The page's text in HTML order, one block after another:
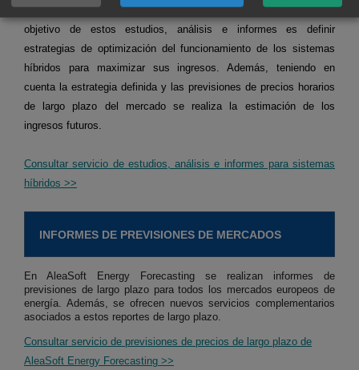
eólica, y de las tres, solar fotovoltaica, eólica y baterías. El
objetivo de estos estudios, análisis e informes es definir
estrategias de optimización del funcionamiento de los sistemas
híbridos para maximizar sus ingresos. Además, teniendo en
cuenta la estrategia definida y las previsiones de precios horarios
de largo plazo del mercado se realiza la estimación de los
ingresos futuros.
Consultar servicio de estudios, análisis e informes para sistemas
híbridos >>
INFORMES DE PREVISIONES DE MERCADOS
En AleaSoft Energy Forecasting se realizan informes de
previsiones de largo plazo para todos los mercados europeos de
energía. Además, se ofrecen nuevos servicios complementarios
asociados a estos reportes de largo plazo.
Consultar servicio de previsiones de precios de largo plazo de
AleaSoft Energy Forecasting >>